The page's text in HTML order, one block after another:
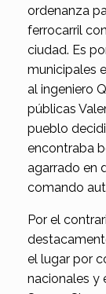
ordenanza
ferrocarril
ciudad. Es
municipales
al ingeniero
públicas
pueblo
encontraba
agarrado en
comando
Por el
el lugar por
nacionales y